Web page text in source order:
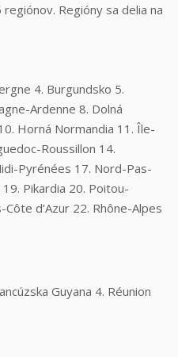
Regióny sa delia na
4. Burgundsko 5.
Ardenne 8. Dolná
Horná Normandia 11. Île-
Roussillon 14.
Pyrénées 17. Nord-Pas-
Pikardia 20. Poitou-
d’Azur 22. Rhône-Alpes
Guyana 4. Réunion